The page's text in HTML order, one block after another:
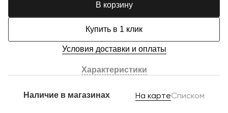
В корзину
Купить в 1 клик
Условия доставки и оплаты
Характеристики
Наличие в магазинах На картеСписком